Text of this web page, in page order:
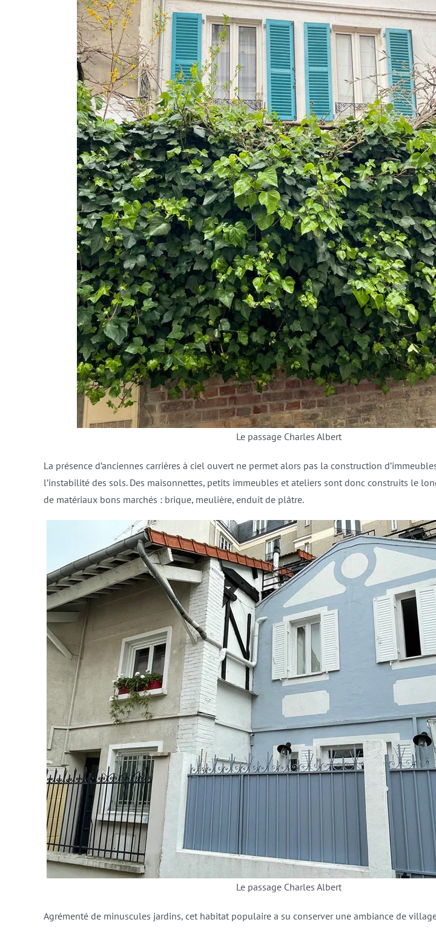
Le passage Charles Albert
La présence d’anciennes carrières à ciel ouvert ne permet alors pas la construction
l’instabilité des sols. Des maisonnettes, petits immeubles et ateliers sont donc construits le
de matériaux bons marchés : brique, meulière, enduit de plâtre.
Le passage Charles Albert
Agrémenté de minuscules jardins, cet habitat populaire a su conserver une ambiance de